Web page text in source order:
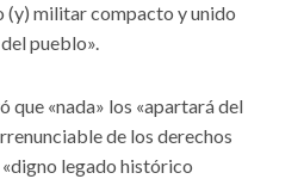
(y) militar compacto y unido
pueblo».
que «nada» los «apartará del
de los derechos
«digno legado histórico